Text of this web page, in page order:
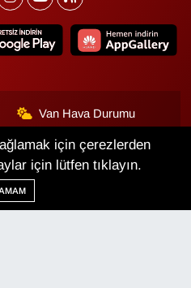
Van Hava Durumu
Van Trafik Yoğunluk
Haritası
için çerezlerden
için lütfen tıklayın.